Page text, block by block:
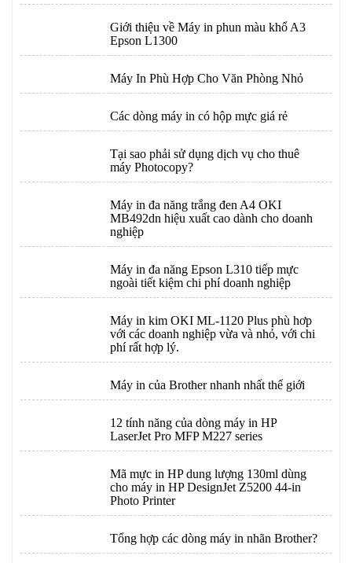
Giới thiệu về Máy in phun màu khổ A3
Epson L1300
Máy In Phù Hợp Cho Văn Phòng Nhỏ
Các dòng máy in có hộp mực giá rẻ
Tại sao phải sử dụng dịch vụ cho thuê
máy Photocopy?
Máy in đa năng trắng đen A4 OKI
MB492dn hiệu xuất cao dành cho doanh
nghiệp
Máy in đa năng Epson L310 tiếp mực
ngoài tiết kiệm chi phí doanh nghiệp
Máy in kim OKI ML-1120 Plus phù hơp
với các doanh nghiệp vừa và nhỏ, với chi
phí rất hợp lý.
Máy in của Brother nhanh nhất thế giới
12 tính năng của dòng máy in HP
LaserJet Pro MFP M227 series
Mã mực in HP dung lượng 130ml dùng
cho máy in HP DesignJet Z5200 44-in
Photo Printer
Tổng hợp các dòng máy in nhãn Brother?